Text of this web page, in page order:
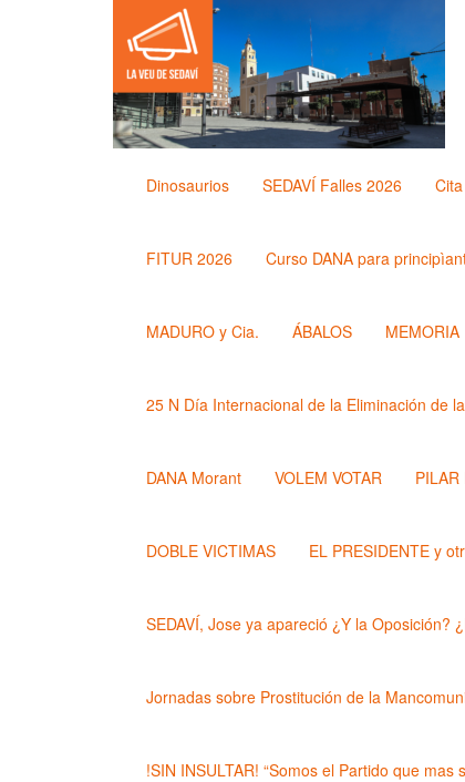
Dinosaurios SEDAVÍ Falles 2026
FITUR 2026 Curso DANA para
MADURO y Cia. ÁBALOS MEMORIA
25 N Día Internacional de la Eliminación de
DANA Morant VOLEM VOTAR PILAR
DOBLE VICTIMAS EL PRESIDENTE y
SEDAVÍ, Jose ya apareció ¿Y la Oposición?
Jornadas sobre Prostitución de la
!SIN INSULTAR! “Somos el Partido que mas